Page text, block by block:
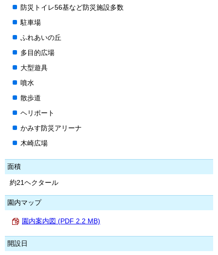
防災トイレ56基など防災施設多数
駐車場
ふれあいの丘
多目的広場
大型遊具
噴水
散歩道
ヘリポート
かみす防災アリーナ
木崎広場
面積
約21ヘクタール
園内マップ
園内案内図 (PDF 2.2 MB)
開設日